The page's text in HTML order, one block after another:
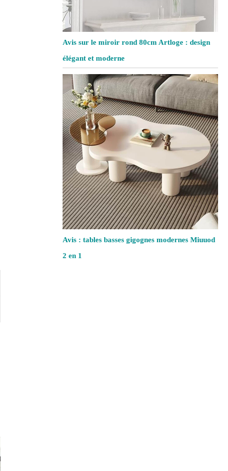
Avis sur le miroir rond 80cm Artloge : design
élégant et moderne
Avis : tables basses gigognes modernes Miuuod
2 en 1